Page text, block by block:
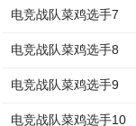
电竞战队菜鸡选手7
电竞战队菜鸡选手8
电竞战队菜鸡选手9
电竞战队菜鸡选手10